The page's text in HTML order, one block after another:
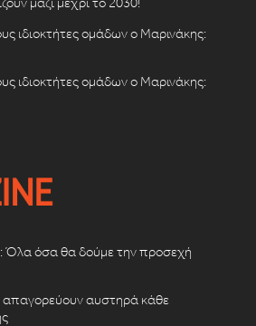
ιδιοκτήτες ομάδων ο Μαρινάκης:
ιδιοκτήτες ομάδων ο Μαρινάκης:
όσα θα δούμε την προσεχή
απαγορεύουν αυστηρά κάθε